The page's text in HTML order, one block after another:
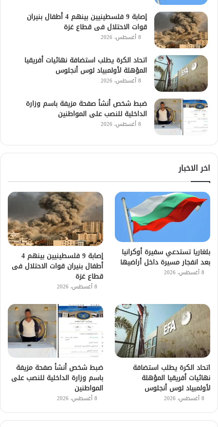
إصابة 9 فلسطينيين بينهم 4 أطفال بنيران
قوات الاحتلال فى قطاع غزة
8 أغسطس، 2026
اتحاد الكرة يطلب استضافة نهائيات أفريقيا
المؤهلة لأولمبياد لوس أنجلوس
8 أغسطس، 2026
ضبط شخص أنشأ صفحة مزيفة باسم وزارة
الداخلية للنصب على المواطنين
8 أغسطس، 2026
اخر الاخبار
بلغاريا تستدعي سفيرة أوكرانيا
بعد انفجار مسيرة داخل أراضيها
8 أغسطس، 2026
إصابة 9 فلسطينيين بينهم 4
أطفال بنيران قوات الاحتلال فى
قطاع غزة
8 أغسطس، 2026
اتحاد الكرة يطلب استضافة
نهائيات أفريقيا المؤهلة
لأولمبياد لوس أنجلوس
8 أغسطس، 2026
ضبط شخص أنشأ صفحة مزيفة
باسم وزارة الداخلية للنصب على
المواطنين
8 أغسطس، 2026